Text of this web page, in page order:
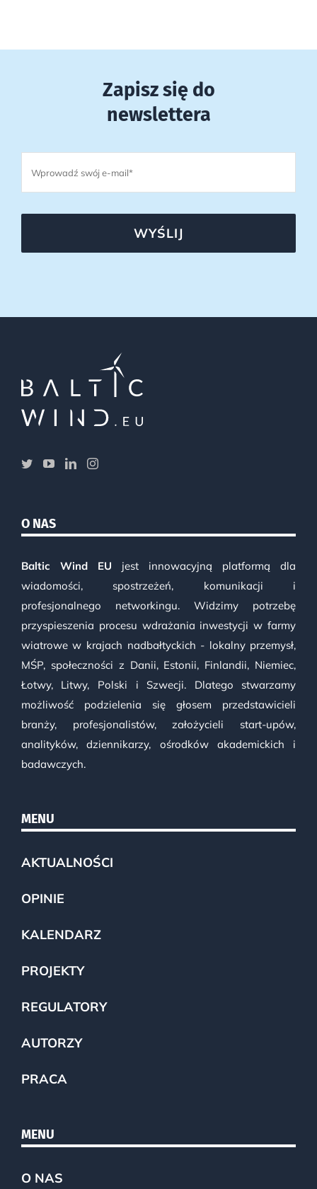
Zapisz się do
newslettera
WYŚLIJ
O NAS
Baltic Wind EU jest innowacyjną platformą dla
wiadomości, spostrzeżeń, komunikacji i
profesjonalnego networkingu. Widzimy potrzebę
przyspieszenia procesu wdrażania inwestycji w farmy
wiatrowe w krajach nadbałtyckich - lokalny przemysł,
MŚP, społeczności z Danii, Estonii, Finlandii, Niemiec,
Łotwy, Litwy, Polski i Szwecji. Dlatego stwarzamy
możliwość podzielenia się głosem przedstawicieli
branży, profesjonalistów, założycieli start-upów,
analityków, dziennikarzy, ośrodków akademickich i
badawczych.
MENU
AKTUALNOŚCI
OPINIE
KALENDARZ
PROJEKTY
REGULATORY
AUTORZY
PRACA
MENU
O NAS